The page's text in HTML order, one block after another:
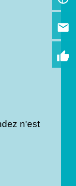
n'est
email
thumb_up